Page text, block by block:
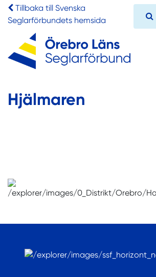
Tillbaka till Svenska
Seglarförbundets hemsida
Hjälmaren